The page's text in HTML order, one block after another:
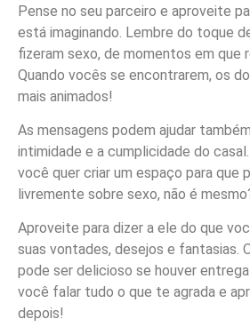
Pense no seu parceiro e aproveite
está imaginando. Lembre do toque
fizeram sexo, de momentos em que
Quando vocês se encontrarem, os
mais animados!
As mensagens podem ajudar
intimidade e a cumplicidade do
você quer criar um espaço para que
livremente sobre sexo, não é
Aproveite para dizer a ele do que
suas vontades, desejos e fantasias.
pode ser delicioso se houver
você falar tudo o que te agrada e
depois!